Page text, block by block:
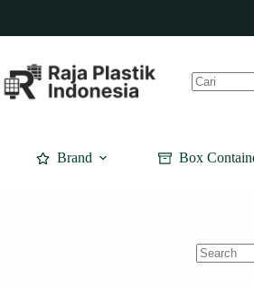
content
Brand Box